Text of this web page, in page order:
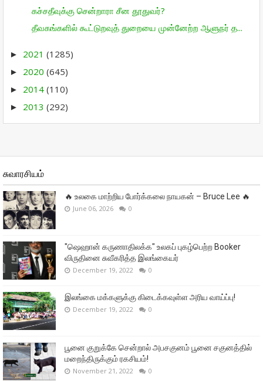
கச்சதீவுக்கு சென்றாரா சீன தூதுவர்?
தீவகங்களில் கூட்டுறவுத் துறையை முன்னேற்ற ஆளுநர் த...
► 2021 (1285)
► 2020 (645)
► 2014 (110)
► 2013 (292)
சுவாரசியம்
🔥 உலகை மாற்றிய போர்க்கலை நாயகன் – Bruce Lee 🔥
June 06, 2026 0
"ஷெஹான் கருணாதிலக்க" உலகப் புகழ்பெற்ற Booker
விருதினை சுவீகரித்த இலங்கையர்
December 19, 2022 0
இலங்கை மக்களுக்கு கிடைக்கவுள்ள அரிய வாய்ப்பு!
December 19, 2022 0
பூனை குறுக்கே சென்றால் அபசகுனம் பூனை சகுனத்தில்
மறைந்திருக்கும் ரகசியம்!
November 21, 2022 0